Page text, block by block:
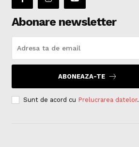
Abonare newsletter
ABONEAZA-TE
Sunt de acord cu Prelucrarea datelor.